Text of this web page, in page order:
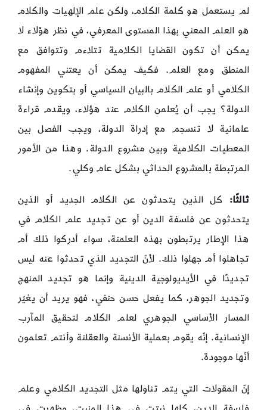
لم يستعمل هو كلمة الكلام، ولكن علم الإلهيات والكلام
هو العلم المعني بهذا المستوى المعرفي، في نظر هؤلاء لا
يمكن أن تكون القضايا الكلامية تتلاءم وتتوافق مع
المنطق ومع العلم. فكيف يمكن أن يعتني المفهوم
الكلامي أو علم الكلام بالبيان السياسي أو بتكوين وإنشاء
الدولة؟ يجب أن يُعلمن الكلام عند هؤلاء، ويقدم قراءة
علمانية لا تنسجم مع إدراة الدولة، ويجب الفصل بين
المعطيات الكلامية وبين مشروع الدولة. وهذا من الأمور
المرتبطة بالمشروع الحداثي بشكل عام وكلي.
ثالثًا: كل الذين يتحدثون عن الكلام الجديد أو الذين
يتحدثون عن فلسفة الدين أو عن تجديد علم الكلام في
هذا الإطار يرتبطون بهذه العلمنة، سواء أدركوا ذلك أم
تجاهلوا أم جهلوا ذلك. لأنّ التجديد الذي تحدثوا عنه ليس
تجديدًا في الأيديولوجية الدينية وإنما هو تجديد المنهج
وتجديد الجوهر، كما يفعل حسن حنفي، فهو يريد أن يغيّر
المسار الأساسي الجوهري لعلم الكلام لتحقيق المآرب
الإنسانية. إنّه يقوم بعملية الأنسنة والعقلنة وأنتم تعلمون
أنّها موجودة.
إنّ المقولات التي يتم تناولها مثل التجديد الكلامي وعلم